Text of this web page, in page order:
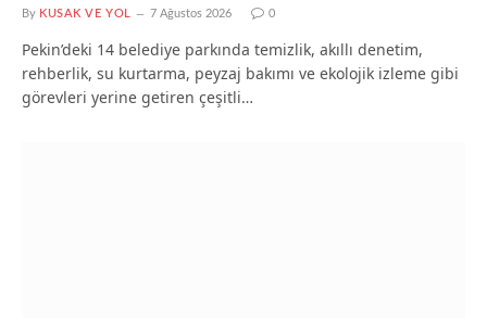
By KUSAK VE YOL 7 Ağustos 2026 0
Pekin’deki 14 belediye parkında temizlik, akıllı denetim,
rehberlik, su kurtarma, peyzaj bakımı ve ekolojik izleme gibi
görevleri yerine getiren çeşitli…